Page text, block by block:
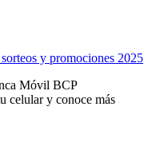
y promociones 2025
Móvil BCP
celular y conoce más